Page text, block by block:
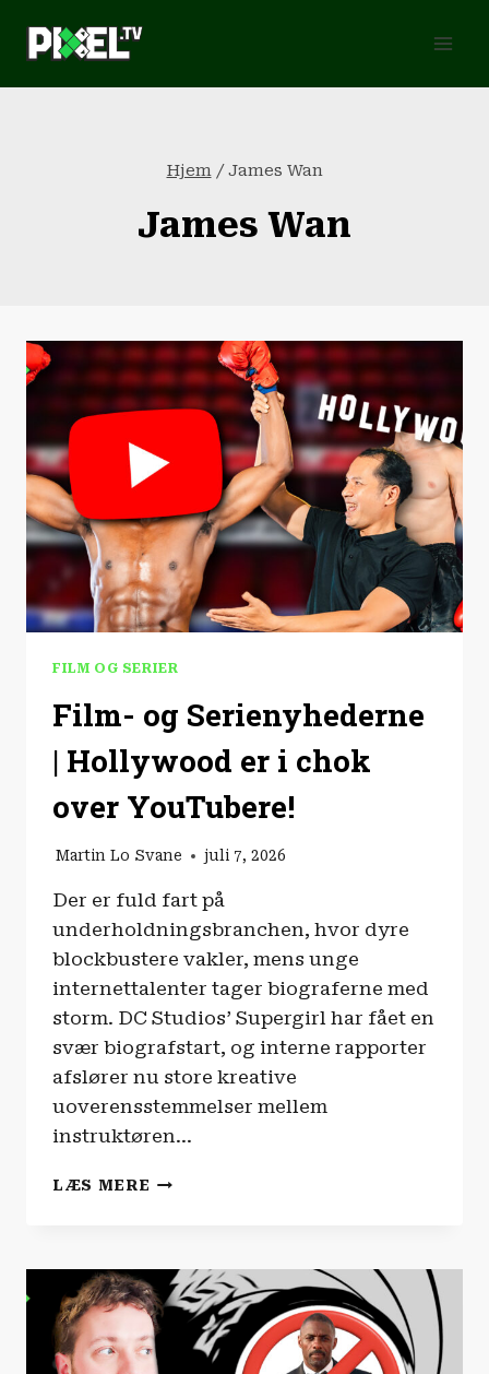
Hjem / James Wan
James Wan
FILM OG SERIER
Film- og Serienyhederne
| Hollywood er i chok
over YouTubere!
Martin Lo Svane juli 7, 2026
Der er fuld fart på
underholdningsbranchen, hvor dyre
blockbustere vakler, mens unge
internettalenter tager biograferne med
storm. DC Studios’ Supergirl har fået en
svær biografstart, og interne rapporter
afslører nu store kreative
uoverensstemmelser mellem
instruktøren…
LÆS MERE FILM-
HOLLYWOOD
ER
I
CHOK
OVER